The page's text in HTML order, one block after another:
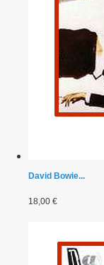
David Bowie...
18,00 €